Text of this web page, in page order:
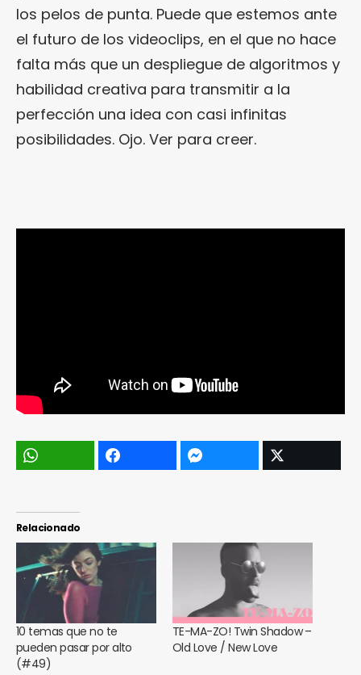
los pelos de punta. Puede que estemos ante
el futuro de los videoclips, en el que no hace
falta más que un despliegue de algoritmos y
habilidad creativa para transmitir a la
perfección una idea con casi infinitas
posibilidades. Ojo. Ver para creer.
Relacionado
10 temas que no te
pueden pasar por alto
(#49)
TE-MA-ZO! Twin Shadow –
Old Love / New Love